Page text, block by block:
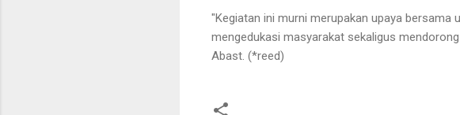
"Kegiatan ini murni merupakan upaya bersama
mengedukasi masyarakat sekaligus
Abast. (*reed)